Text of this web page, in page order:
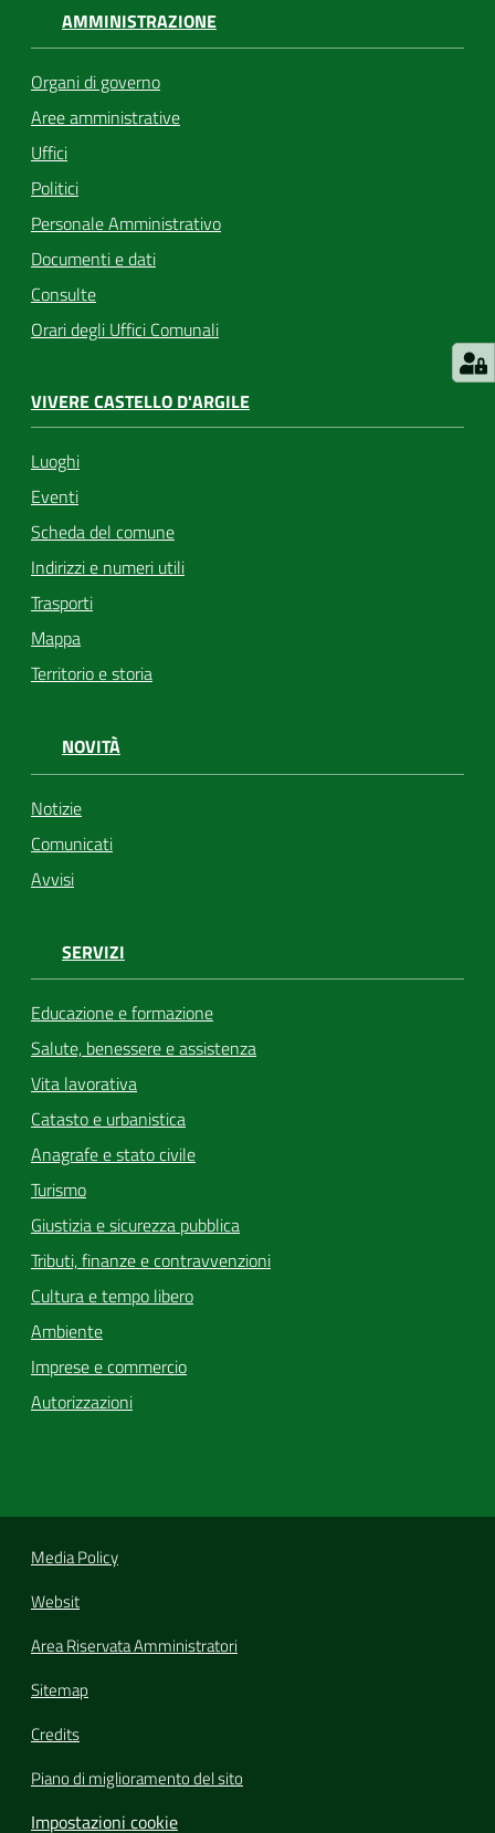
AMMINISTRAZIONE
Organi di governo
Aree amministrative
Uffici
Politici
Personale Amministrativo
Documenti e dati
Consulte
Orari degli Uffici Comunali
VIVERE CASTELLO D'ARGILE
Luoghi
Eventi
Scheda del comune
Indirizzi e numeri utili
Trasporti
Mappa
Territorio e storia
NOVITÀ
Notizie
Comunicati
Avvisi
SERVIZI
Educazione e formazione
Salute, benessere e assistenza
Vita lavorativa
Catasto e urbanistica
Anagrafe e stato civile
Turismo
Giustizia e sicurezza pubblica
Tributi, finanze e contravvenzioni
Cultura e tempo libero
Ambiente
Imprese e commercio
Autorizzazioni
Media Policy
Websit
Area Riservata Amministratori
Sitemap
Credits
Piano di miglioramento del sito
Impostazioni cookie